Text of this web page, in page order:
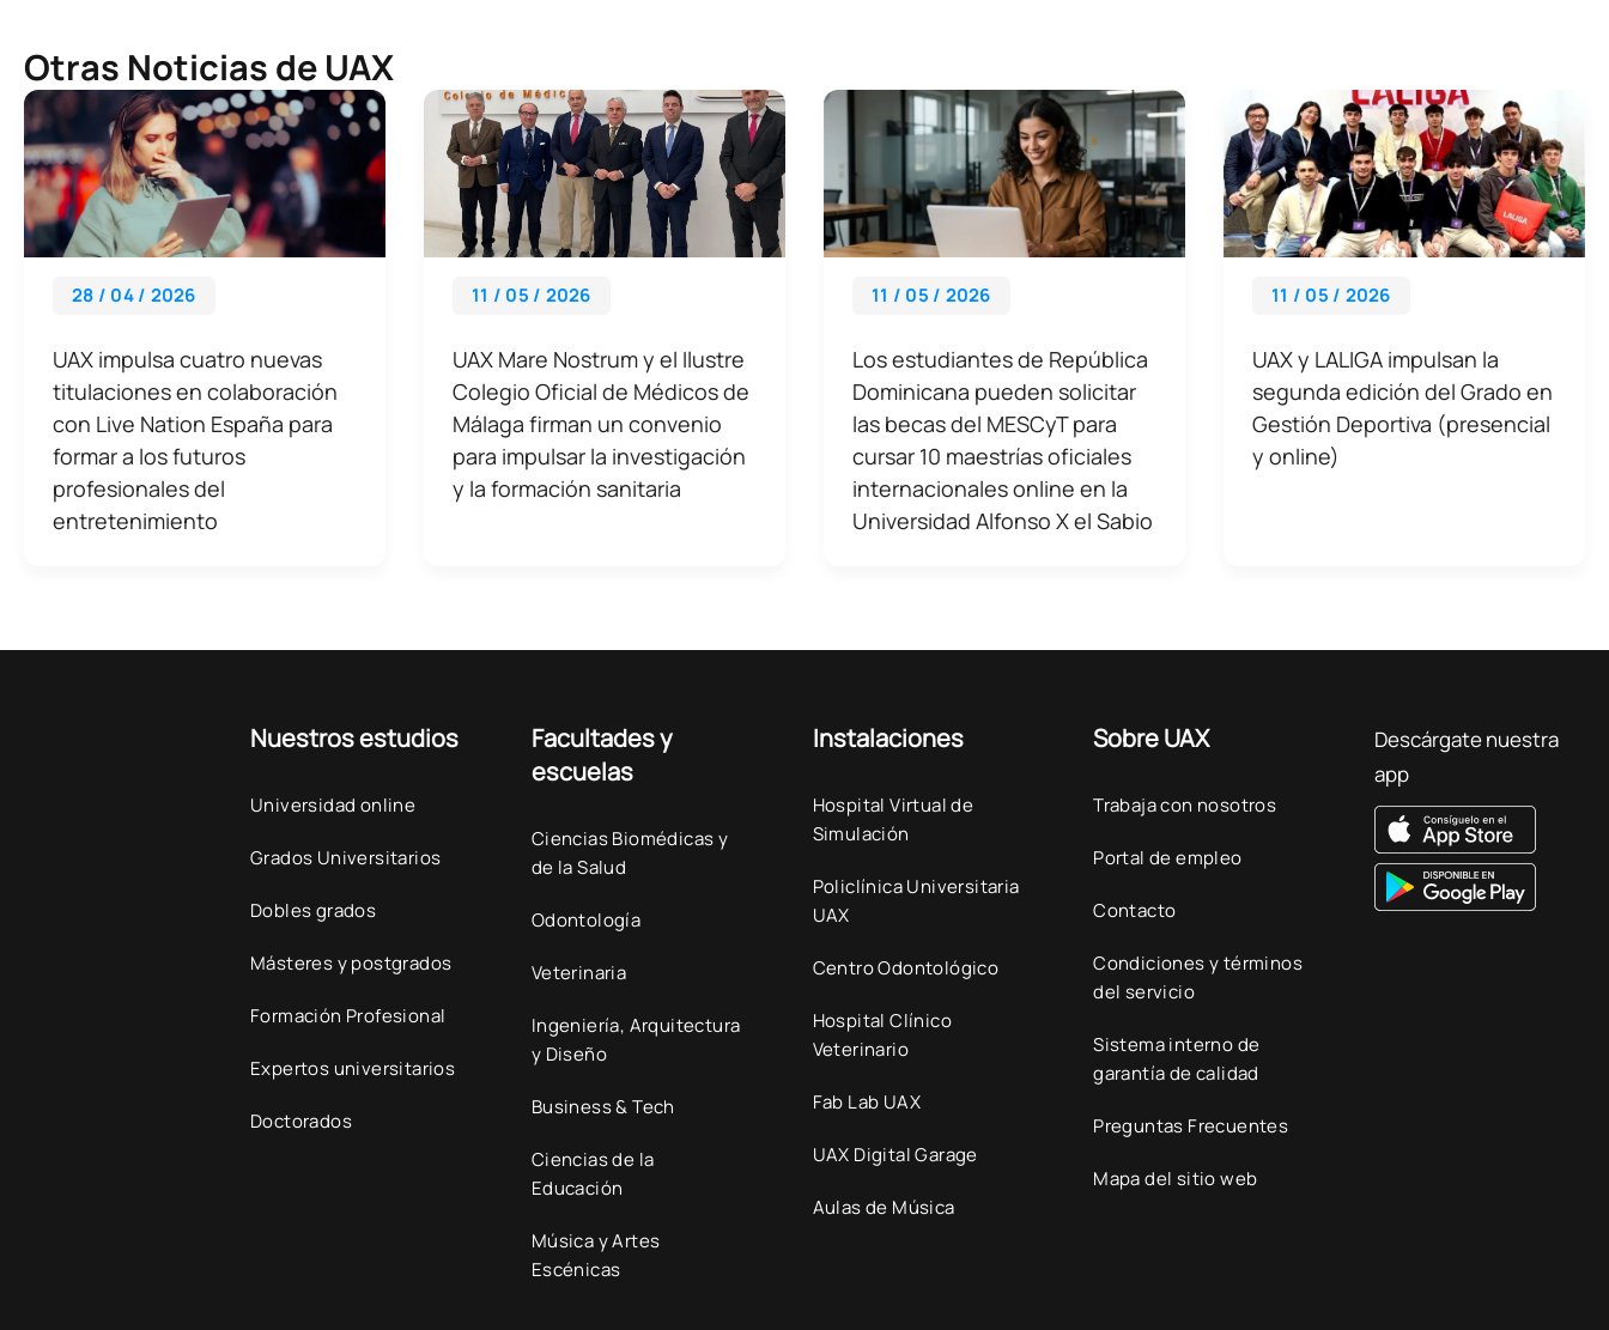
Otras Noticias de UAX
28 / 04 / 2026
UAX impulsa cuatro nuevas
titulaciones en colaboración
con Live Nation España para
formar a los futuros
profesionales del
entretenimiento
11 / 05 / 2026
UAX Mare Nostrum y el Ilustre
Colegio Oficial de Médicos de
Málaga firman un convenio
para impulsar la investigación
y la formación sanitaria
11 / 05 / 2026
Los estudiantes de República
Dominicana pueden solicitar
las becas del MESCyT para
cursar 10 maestrías oficiales
internacionales online en la
Universidad Alfonso X el Sabio
11 / 05 / 2026
UAX y LALIGA impulsan la
segunda edición del Grado en
Gestión Deportiva (presencial
y online)
Nuestros estudios
Universidad online
Grados Universitarios
Dobles grados
Másteres y postgrados
Formación Profesional
Expertos universitarios
Doctorados
Facultades y
escuelas
Ciencias Biomédicas y
de la Salud
Odontología
Veterinaria
Ingeniería, Arquitectura
y Diseño
Business & Tech
Ciencias de la
Educación
Música y Artes
Escénicas
Instalaciones
Hospital Virtual de
Simulación
Policlínica Universitaria
UAX
Centro Odontológico
Hospital Clínico
Veterinario
Fab Lab UAX
UAX Digital Garage
Aulas de Música
Sobre UAX
Trabaja con nosotros
Portal de empleo
Contacto
Condiciones y términos
del servicio
Sistema interno de
garantía de calidad
Preguntas Frecuentes
Mapa del sitio web
Descárgate nuestra
app